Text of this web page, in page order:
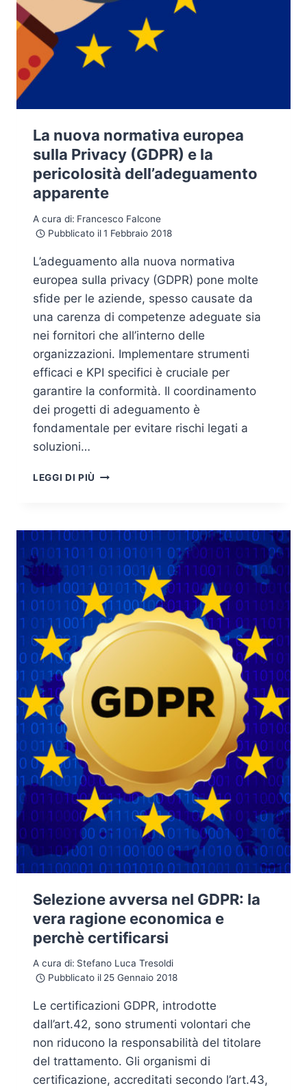
La nuova normativa europea
sulla Privacy (GDPR) e la
pericolosità dell’adeguamento
apparente
A cura di: Francesco Falcone
Pubblicato il 1 Febbraio 2018
L’adeguamento alla nuova normativa
europea sulla privacy (GDPR) pone molte
sfide per le aziende, spesso causate da
una carenza di competenze adeguate sia
nei fornitori che all’interno delle
organizzazioni. Implementare strumenti
efficaci e KPI specifici è cruciale per
garantire la conformità. Il coordinamento
dei progetti di adeguamento è
fondamentale per evitare rischi legati a
soluzioni…
LEGGI DI PIÙ LA
SULLA
PRIVACY
(GDPR)
E
LA
PERICOLOSITÀ
DELL’ADEGUAMENTO
APPARENTE
Selezione avversa nel GDPR: la
vera ragione economica e
perchè certificarsi
A cura di: Stefano Luca Tresoldi
Pubblicato il 25 Gennaio 2018
Le certificazioni GDPR, introdotte
dall’art.42, sono strumenti volontari che
non riducono la responsabilità del titolare
del trattamento. Gli organismi di
certificazione, accreditati secondo l’art.43,